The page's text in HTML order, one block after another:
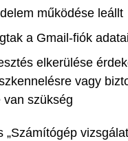
működése leállt
a Gmail-fiók adatai
elkerülése
vagy
van szükség
„Számítógép